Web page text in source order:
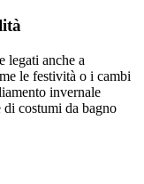
legati anche a
le festività o i cambi
invernale
di costumi da bagno